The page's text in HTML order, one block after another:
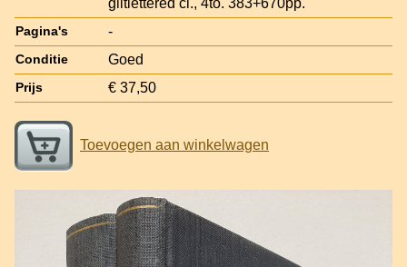
Pagina's -
Conditie Goed
Prijs € 37,50
Toevoegen aan winkelwagen